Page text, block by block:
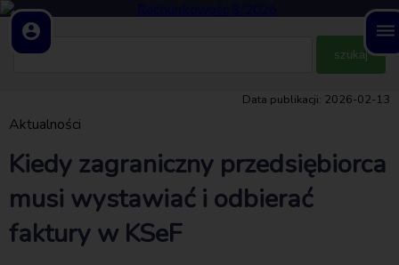
account_circle dehaze
Data publikacji: 2026-02-13
Aktualności
Kiedy zagraniczny przedsiębiorca
musi wystawiać i odbierać
faktury w KSeF